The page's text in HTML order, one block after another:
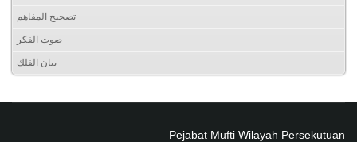
تصحيح المفاهم
صوت الفكر
بيان الفلك
Pejabat Mufti Wilayah Persekutuan